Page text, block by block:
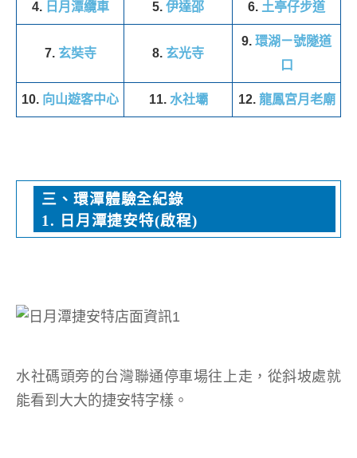
4. 日月潭纜車 5. 伊達邵 6. 土亭仔步道
7. 玄奘寺 8. 玄光寺
9. 環湖ㄧ號隧道
口
10. 向山遊客中心 11. 水社壩 12. 龍鳳宮月老廟
三、環潭體驗全紀錄
1. 日月潭捷安特(啟程)
水社碼頭旁的台灣聯通停車場往上走，從斜坡處就
能看到大大的捷安特字樣。